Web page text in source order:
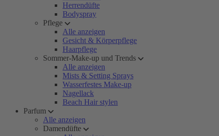
Herrendüfte
Bodyspray
Pflege
Alle anzeigen
Gesicht & Körperpflege
Haarpflege
Sommer-Make-up und Trends
Alle anzeigen
Mists & Setting Sprays
Wasserfestes Make-up
Nagellack
Beach Hair stylen
Parfum
Alle anzeigen
Damendüfte